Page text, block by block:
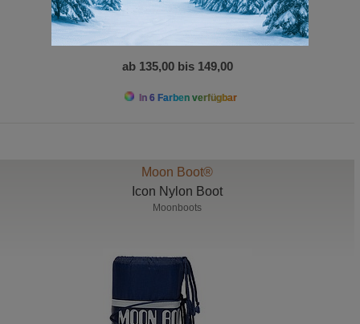
ab 135,00 bis 149,00
In 6 Farben verfügbar
Moon Boot®
Icon Nylon Boot
Moonboots